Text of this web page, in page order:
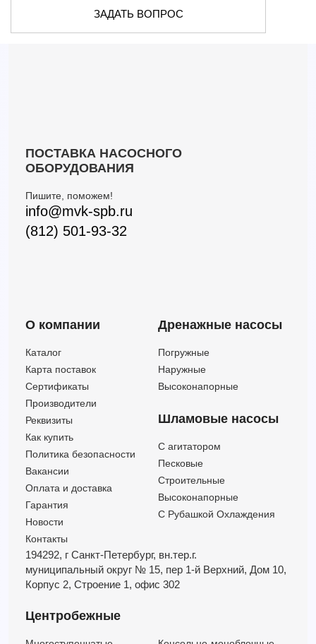
15 28.5
4HRm 10/7
15 40 —
7
ЗАДАТЬ ВОПРОС
ПОСТАВКА НАСОСНОГО
ОБОРУДОВАНИЯ
Пишите, поможем!
info@mvk-spb.ru
(812) 501-93-32
О компании
Каталог
Карта поставок
Сертификаты
Производители
Реквизиты
Как купить
Политика безопасности
Вакансии
Оплата и доставка
Гарантия
Новости
Контакты
Дренажные насосы
Погружные
Наружные
Высоконапорные
Шламовые насосы
C агитатором
Песковые
Строительные
Высоконапорные
С Рубашкой Охлаждения
194292, г Санкт-Петербург, вн.тер.г.
муниципальный округ № 15, пер 1-й Верхний, Дом 10,
Корпус 2, Строение 1, офис 302
Центробежные